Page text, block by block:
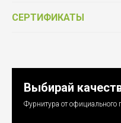
СЕРТИФИКАТЫ
Выбирай
Фурнитура от официального